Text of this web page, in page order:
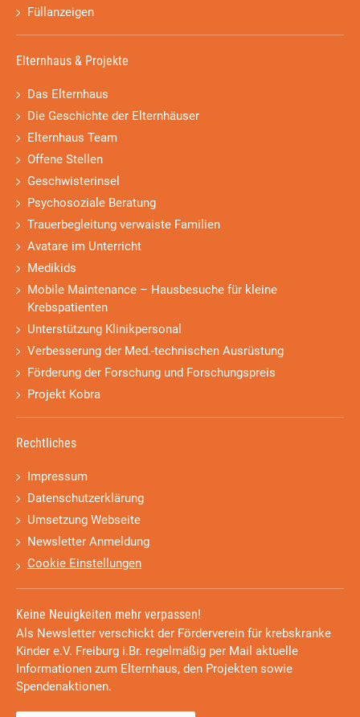
Füllanzeigen
Elternhaus & Projekte
Das Elternhaus
Die Geschichte der Elternhäuser
Elternhaus Team
Offene Stellen
Geschwisterinsel
Psychosoziale Beratung
Trauerbegleitung verwaiste Familien
Avatare im Unterricht
Medikids
Mobile Maintenance – Hausbesuche für kleine
Krebspatienten
Unterstützung Klinikpersonal
Verbesserung der Med.-technischen Ausrüstung
Förderung der Forschung und Forschungspreis
Projekt Kobra
Rechtliches
Impressum
Datenschutzerklärung
Umsetzung Webseite
Newsletter Anmeldung
Cookie Einstellungen
Keine Neuigkeiten mehr verpassen!
Als Newsletter verschickt der Förderverein für krebskranke
Kinder e.V. Freiburg i.Br. regelmäßig per Mail aktuelle
Informationen zum Elternhaus, den Projekten sowie
Spendenaktionen.